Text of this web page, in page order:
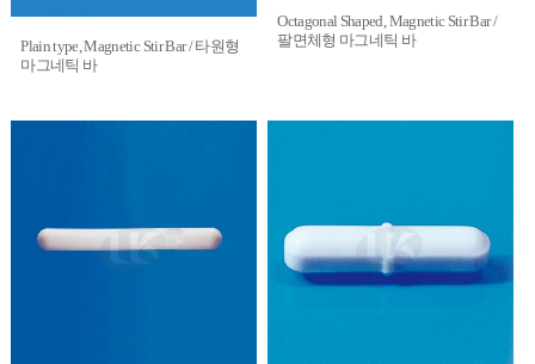
Plain type, Magnetic Stir Bar / 타원형
마그네틱 바
Octagonal Shaped, Magnetic Stir Bar /
팔면체형 마그네틱 바